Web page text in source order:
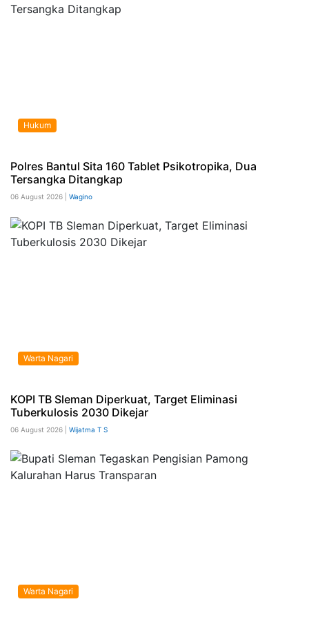
Hukum
Polres Bantul Sita 160 Tablet Psikotropika, Dua
Tersangka Ditangkap
06 August 2026 | Wagino
Warta Nagari
KOPI TB Sleman Diperkuat, Target Eliminasi
Tuberkulosis 2030 Dikejar
06 August 2026 | Wijatma T S
Warta Nagari